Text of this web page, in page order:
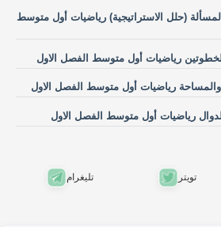
(حلل الاستراتيجية) رياضيات أول متوسط
رياضيات أول متوسط الفصل الاول
رياضيات أول متوسط الفصل الاول
رياضيات أول متوسط الفصل الاول
تويتر تليغرام